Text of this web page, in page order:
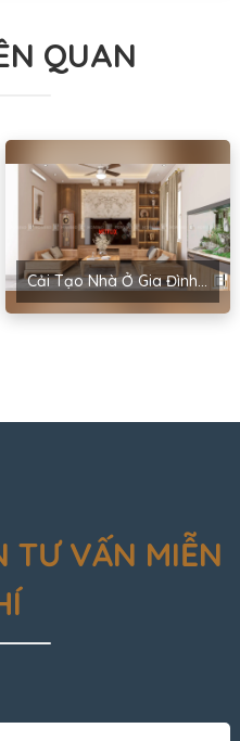
QUAN
Cải Tạo Nhà Ở Gia Đình – Dự Án Hiện Đại Tại Đức Diễn, Hà Nội Của Anh
TƯ VẤN MIỄN